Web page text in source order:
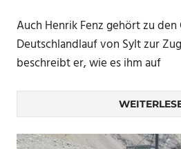
Auch Henrik Fenz gehört zu
Deutschlandlauf von Sylt zur
beschreibt er, wie es ihm auf